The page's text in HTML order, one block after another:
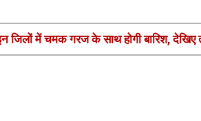
में चमक गरज के साथ होगी बारिश, देखिए